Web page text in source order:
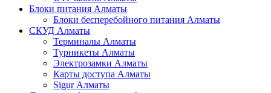
Блоки питания Алматы
Блоки бесперебойного питания Алматы
СКУД Алматы
Терминалы Алматы
Турникеты Алматы
Электрозамки Алматы
Карты доступа Алматы
Sigur Алматы